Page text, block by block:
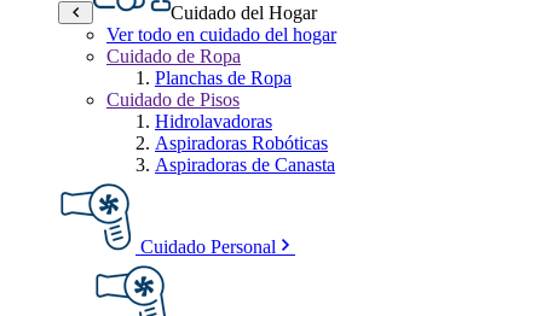
Cuidado del Hogar
Ver todo en cuidado del hogar
Cuidado de Ropa
Planchas de Ropa
Cuidado de Pisos
Hidrolavadoras
Aspiradoras Robóticas
Aspiradoras de Canasta
Cuidado Personal